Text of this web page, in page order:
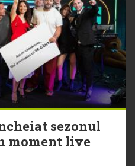
Cabron vine
Verii
Aia x DJ
Theo Rose -
sezonul
moment live